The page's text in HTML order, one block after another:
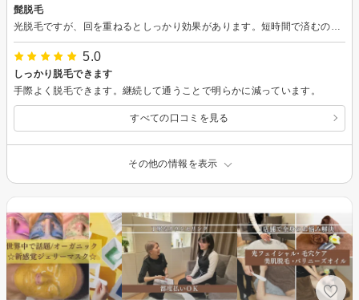
髭脱毛
5.0
しっかり脱毛できます
手際よく脱毛できます。継続して通うことで明らかに減っています。
すべての口コミを見る
その他の情報を表示